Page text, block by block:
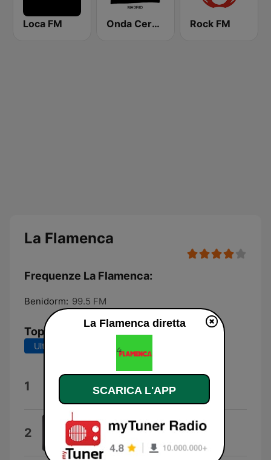
Loca FM Onda Cero Madrid Rock FM
La Flamenca
Frequenze La Flamenca:
Benidorm: 99.5 FM
Top brani
Ultimi 7 giorni Ultimi 30 giorni
1 María Peláe
2 Agüita de Manantial
Ricks
La Flamenca diretta
SCARICA L'APP